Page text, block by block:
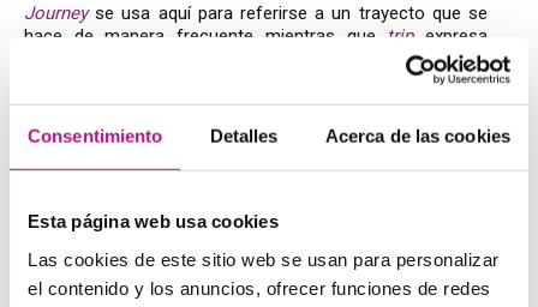
Consentimiento Detalles Acerca de las cookies
Esta página web usa cookies
Las cookies de este sitio web se usan para personalizar
el contenido y los anuncios, ofrecer funciones de redes
Journeyse usa aquí para referirse a un trayecto que se
hace de manera frecuente mientras que tripexpresa
Journey
Esta es la palabra que usaremos si en la frase vamos a
hacer hincapié a la duración del trayecto y a ese trayecto
un trayecto que hacemos cada día o un viaje cualquiera.
Las Vegas was a perfect journey! We had lots of fun–
El de Las Vegas fue un viaje perfecto, ¡nos lo pasamos
en grande!